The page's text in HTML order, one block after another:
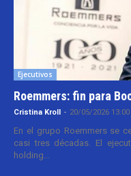
Ejecutivos
Roemmers: fin para
Cristina Kroll - 20/05/2026 13:00
En el grupo Roemmers se
casi tres décadas. El
holding...